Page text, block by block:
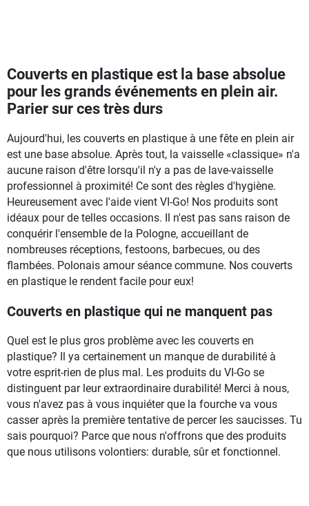
Couverts en plastique est la base absolue
pour les grands événements en plein air.
Parier sur ces très durs
Aujourd'hui, les couverts en plastique à une fête en plein air
est une base absolue. Après tout, la vaisselle «classique» n'a
aucune raison d'être lorsqu'il n'y a pas de lave-vaisselle
professionnel à proximité! Ce sont des règles d'hygiène.
Heureusement avec l'aide vient VI-Go! Nos produits sont
idéaux pour de telles occasions. Il n'est pas sans raison de
conquérir l'ensemble de la Pologne, accueillant de
nombreuses réceptions, festoons, barbecues, ou des
flambées. Polonais amour séance commune. Nos couverts
en plastique le rendent facile pour eux!
Couverts en plastique qui ne manquent pas
Quel est le plus gros problème avec les couverts en
plastique? Il ya certainement un manque de durabilité à
votre esprit-rien de plus mal. Les produits du VI-Go se
distinguent par leur extraordinaire durabilité! Merci à nous,
vous n'avez pas à vous inquiéter que la fourche va vous
casser après la première tentative de percer les saucisses. Tu
sais pourquoi? Parce que nous n'offrons que des produits
que nous utilisons volontiers: durable, sûr et fonctionnel.